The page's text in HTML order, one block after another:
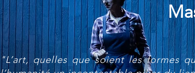
"L’art, quelles que soient les formes